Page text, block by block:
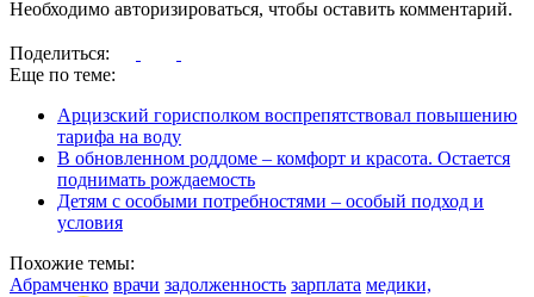
Необходимо авторизироваться, чтобы оставить комментарий.
Поделиться:
Еще по теме:
Арцизский горисполком воспрепятствовал повышению
тарифа на воду
В обновленном роддоме – комфорт и красота. Остается
поднимать рождаемость
Детям с особыми потребностями – особый подход и
условия
Похожие темы:
Абрамченко врачи задолженность зарплата медики,